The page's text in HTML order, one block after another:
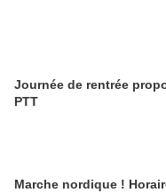
Journée de rentrée
PTT